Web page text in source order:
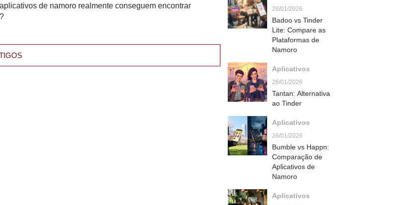
de namoro realmente conseguem encontrar
26/01/2026
Badoo vs Tinder
Lite: Compare as
Plataformas de
Namoro
Aplicativos
26/01/2026
Tantan: Alternativa
ao Tinder
Aplicativos
26/01/2026
Bumble vs Happn:
Comparação de
Aplicativos de
Namoro
Aplicativos